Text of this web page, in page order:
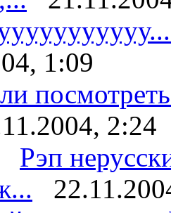
1:09
2:24
Рэп